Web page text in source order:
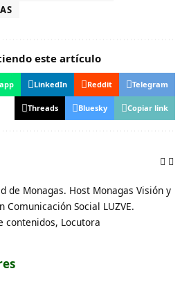
este artículo
LinkedIn Reddit Telegram
Threads Bluesky Copiar link
de Monagas. Host Monagas Visión y
Comunicación Social LUZVE.
contenidos, Locutora